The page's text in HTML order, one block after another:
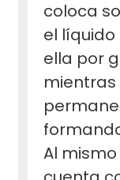
coloca
el
ella por
mientras
Al